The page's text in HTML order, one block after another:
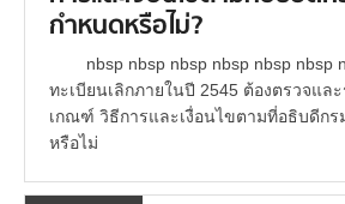
กำหนดหรือไม่?
nbsp nbsp nbsp nbsp nbsp
ทะเบียนเลิกภายในปี 2545 ต้องตรวจแล
เกณฑ์ วิธีการและเงื่อนไขตามที่อธิบดีกร
หรือไม่